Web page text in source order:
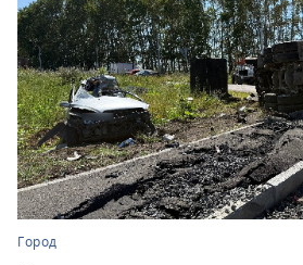
Город